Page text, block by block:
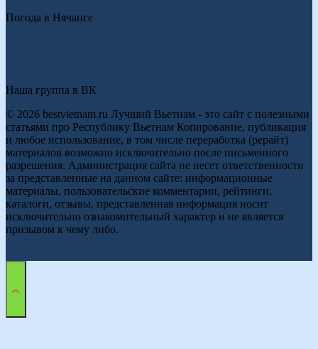
Погода в Нячанге
Наша группа в ВК
© 2026 bestvietnam.ru Лучший Вьетнам - это сайт с полезными
статьями про Республику Вьетнам Копирование, публикация
и любое использование, в том числе переработка (рерайт)
материалов возможно исключительно после письменного
разрешения. Администрация сайта не несет ответственности
за представленные на данном сайте: информационные
материалы, пользовательские комментарии, рейтинги,
каталоги, отзывы, представленная информация носит
исключительно ознакомительный характер и не является
призывом к чему либо.